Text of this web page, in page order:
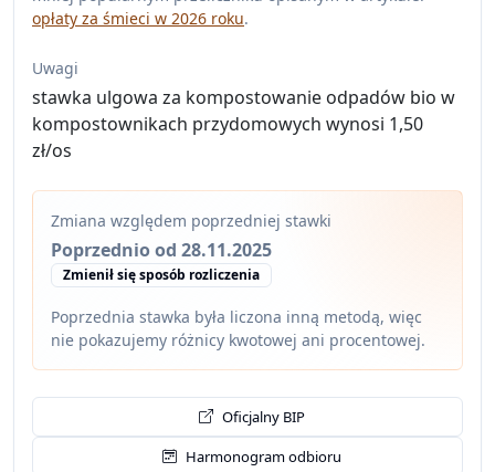
opłaty za śmieci w 2026 roku.
Uwagi
stawka ulgowa za kompostowanie odpadów bio w
kompostownikach przydomowych wynosi 1,50
zł/os
Zmiana względem poprzedniej stawki
Poprzednio od 28.11.2025
Zmienił się sposób rozliczenia
Poprzednia stawka była liczona inną metodą, więc
nie pokazujemy różnicy kwotowej ani procentowej.
Oficjalny BIP
Harmonogram odbioru